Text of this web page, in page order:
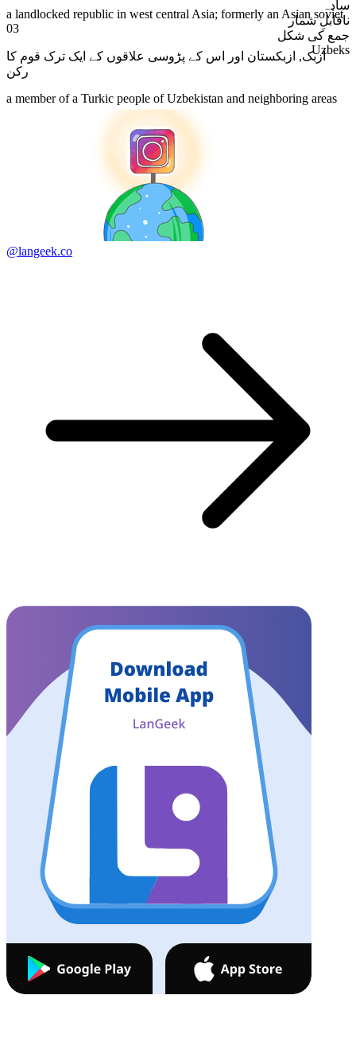
سادہ
ناقابلِ شمار
جمع کی شکل
Uzbeks
a landlocked republic in west central Asia; formerly an Asian soviet
03
ازبک, ازبکستان اور اس کے پڑوسی علاقوں کے ایک ترک قوم کا
رکن
a member of a Turkic people of Uzbekistan and neighboring areas
@langeek.co